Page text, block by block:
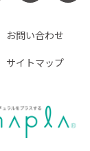
お問い合わせ
サイトマップ